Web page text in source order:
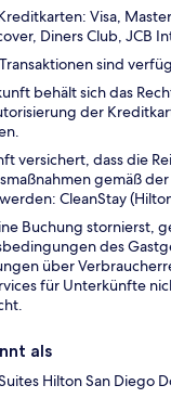
Visa,
Diners Club, JCB
sind
behält sich das
der
versichert, dass die
gemäß
CleanStay
Buchung stornierst,
des
über
für Unterkünfte
als
Hilton San Diego